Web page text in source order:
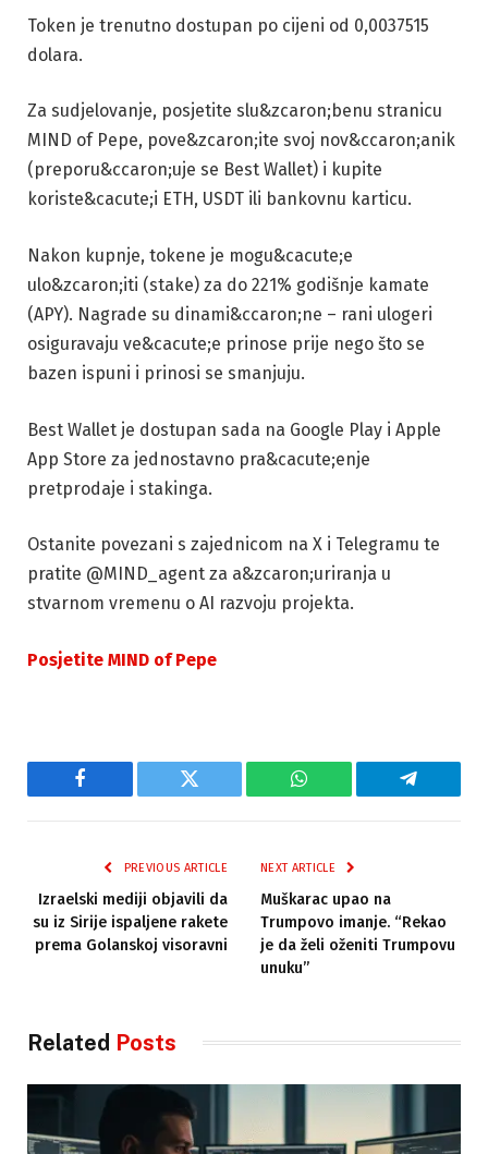
Token je trenutno dostupan po cijeni od 0,0037515
dolara.
Za sudjelovanje, posjetite slu&zcaron;benu stranicu
MIND of Pepe, pove&zcaron;ite svoj nov&ccaron;anik
(preporu&ccaron;uje se Best Wallet) i kupite
koriste&cacute;i ETH, USDT ili bankovnu karticu.
Nakon kupnje, tokene je mogu&cacute;e
ulo&zcaron;iti (stake) za do 221% godišnje kamate
(APY). Nagrade su dinami&ccaron;ne – rani ulogeri
osiguravaju ve&cacute;e prinose prije nego što se
bazen ispuni i prinosi se smanjuju.
Best Wallet je dostupan sada na Google Play i Apple
App Store za jednostavno pra&cacute;enje
pretprodaje i stakinga.
Ostanite povezani s zajednicom na X i Telegramu te
pratite @MIND_agent za a&zcaron;uriranja u
stvarnom vremenu o AI razvoju projekta.
Posjetite MIND of Pepe
Facebook Twitter WhatsApp Telegram
PREVIOUS ARTICLE
Izraelski mediji objavili da
su iz Sirije ispaljene rakete
prema Golanskoj visoravni
NEXT ARTICLE
Muškarac upao na
Trumpovo imanje. “Rekao
je da želi oženiti Trumpovu
unuku”
Related Posts